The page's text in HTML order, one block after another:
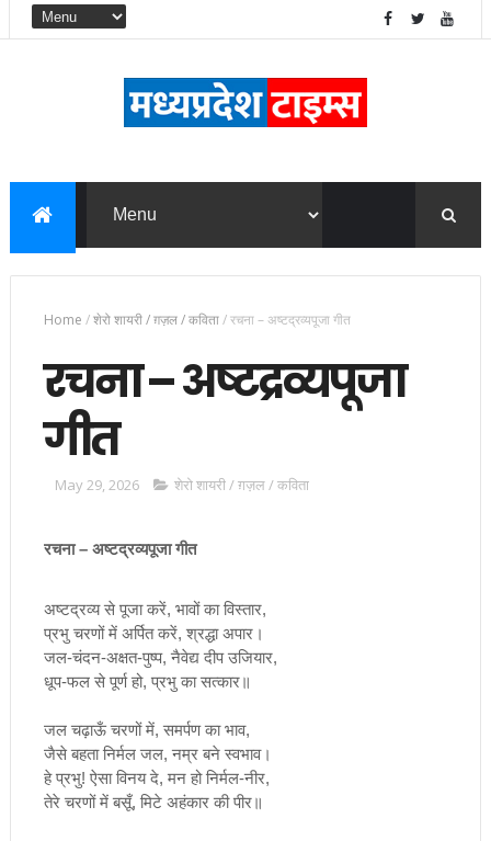
Home /शेरो शायरी / ग़ज़ल / कविता/रचना – अष्टद्रव्यपूजा गीत
रचना – अष्टद्रव्यपूजा
गीत
May 29, 2026 शेरो शायरी / ग़ज़ल / कविता
रचना – अष्टद्रव्यपूजा गीत
अष्टद्रव्य से पूजा करें, भावों का विस्तार,
प्रभु चरणों में अर्पित करें, श्रद्धा अपार।
जल-चंदन-अक्षत-पुष्प, नैवेद्य दीप उजियार,
धूप-फल से पूर्ण हो, प्रभु का सत्कार॥
जल चढ़ाऊँ चरणों में, समर्पण का भाव,
जैसे बहता निर्मल जल, नम्र बने स्वभाव।
हे प्रभु! ऐसा विनय दे, मन हो निर्मल-नीर,
तेरे चरणों में बसूँ, मिटे अहंकार की पीर॥